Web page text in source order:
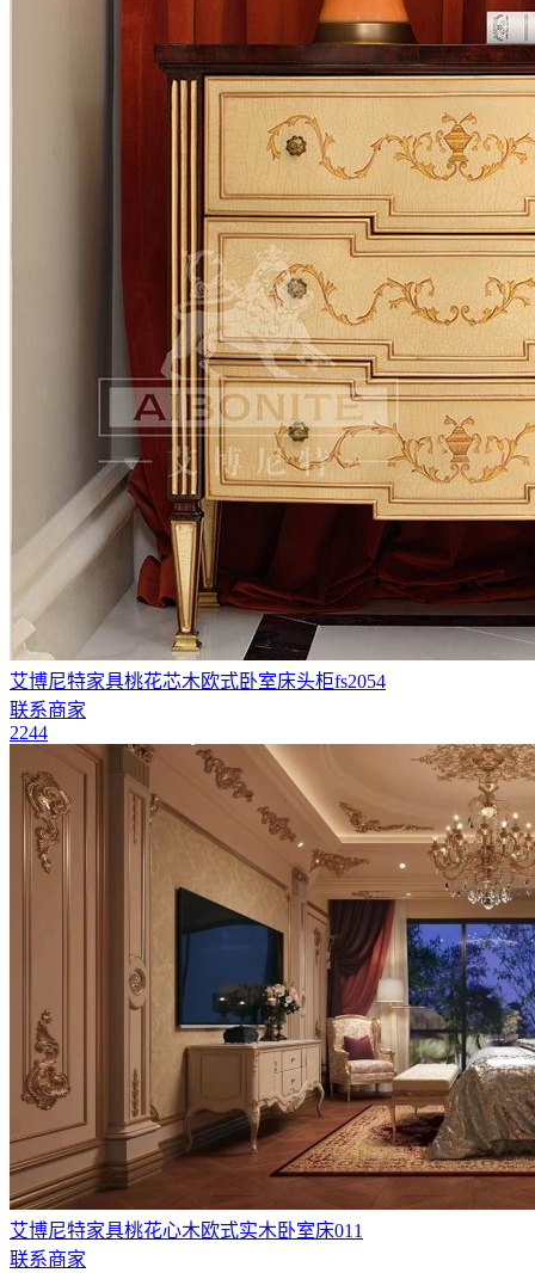
艾博尼特家具桃花芯木欧式卧室床头柜fs2054
联系商家
2244
艾博尼特家具桃花心木欧式实木卧室床011
联系商家